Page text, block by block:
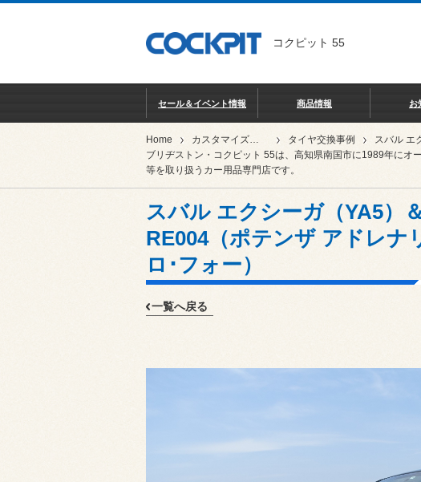
コクピット 55
セール＆イベント情報 商品情報 お
Home カスタマイズ事例集 タイヤ交換事例
ブリヂストン・コクピット 55は、高知県南国市に1989年にオ
等を取り扱うカー用品専門店です。
スバル エクシーガ（YA5）
RE004（ポテンザ アドレナ
ロ･フォー）
一覧へ戻る